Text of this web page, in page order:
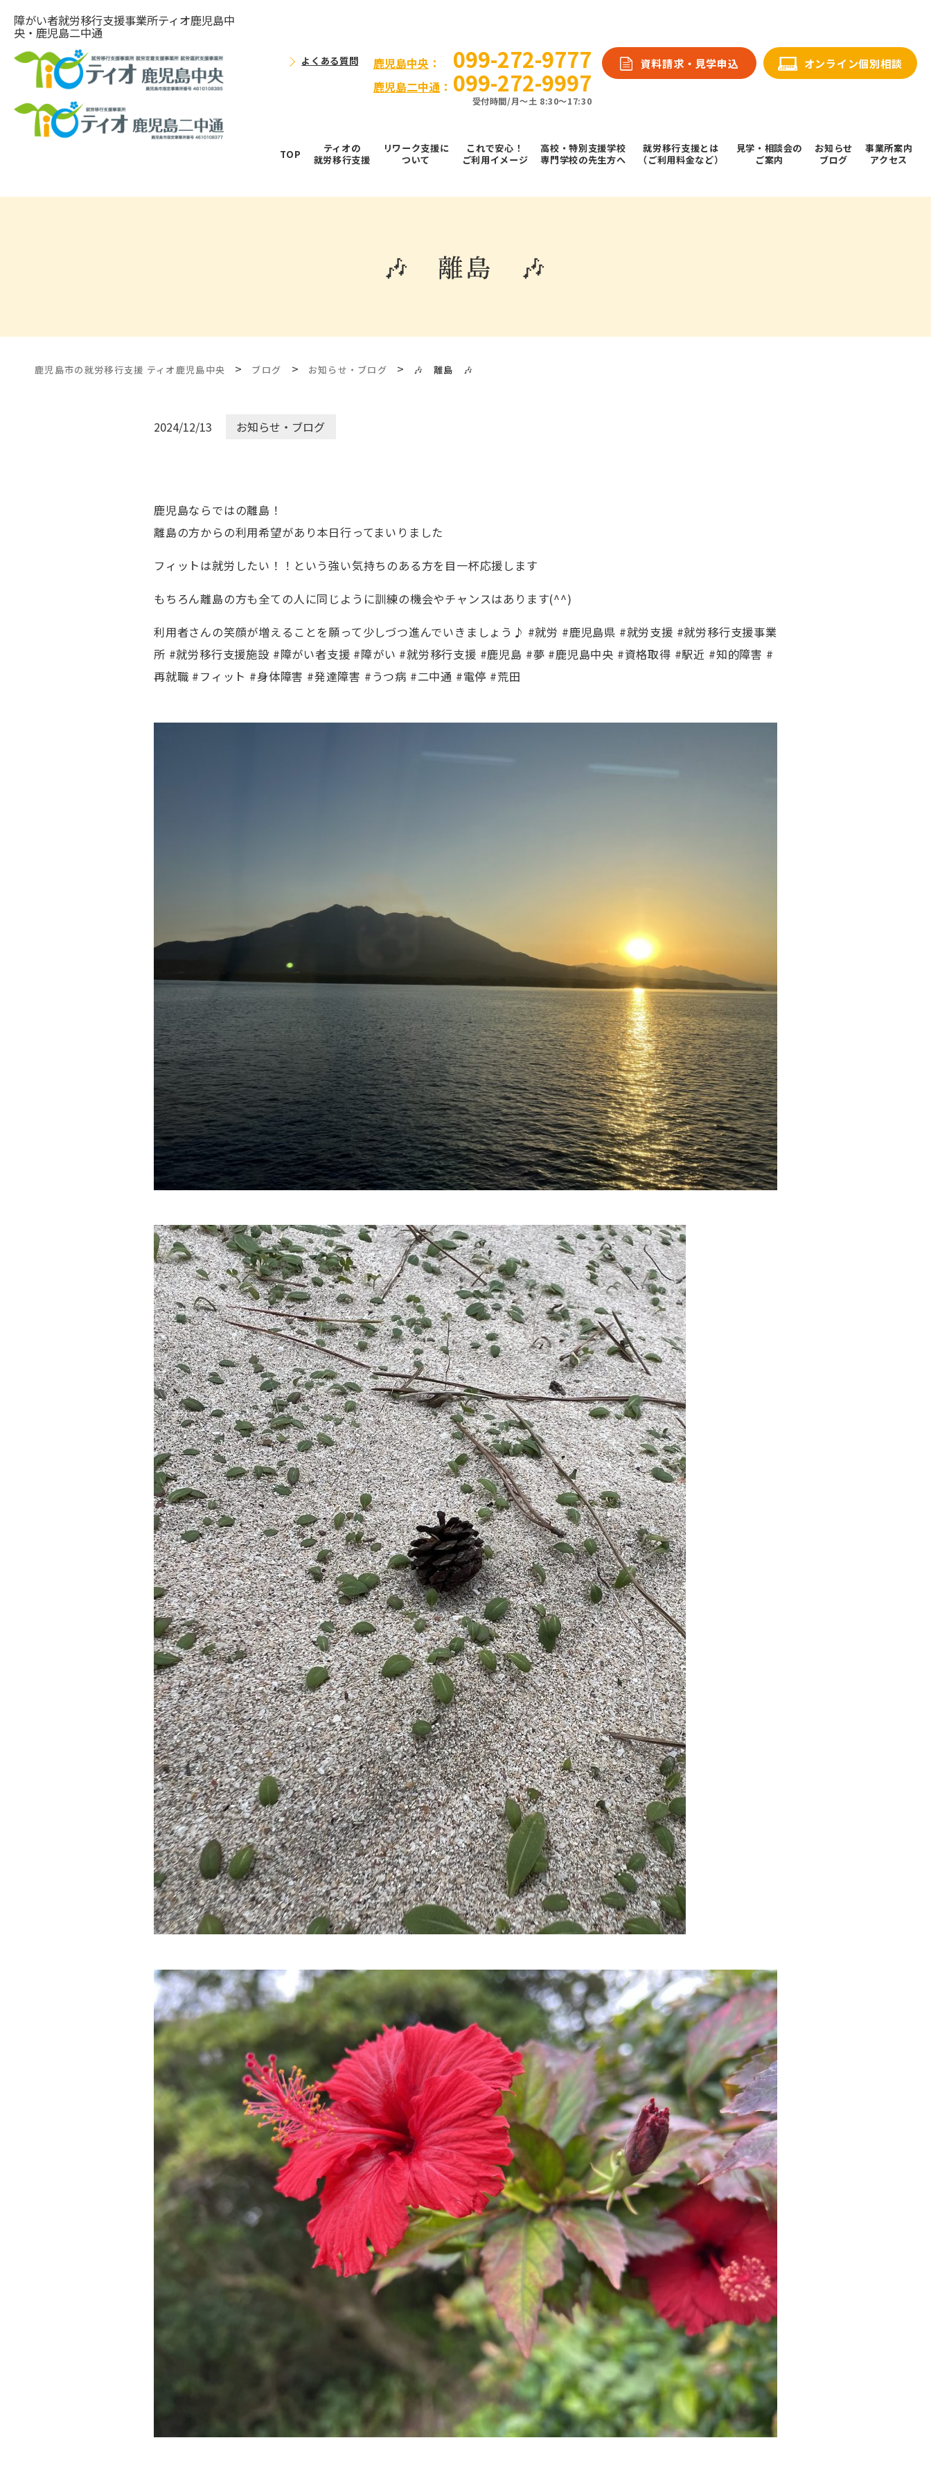
障がい者就労移⾏⽀援事業所ティオ⿅児島中
央・鹿児島二中通
よくある質問 ⿅児島中央 ： 099-272-9777
鹿児島二中通： 099-272-9997
受付時間/⽉〜⼟ 8:30～17:30
資料請求・⾒学申込 オンライン個別相談
TOP
ティオの
就労移⾏⽀援
リワーク支援に
ついて
これで安⼼！
ご利⽤イメージ
高校・特別支援学校
専門学校の先生方へ
就労移行支援とは
（ご利用料金など）
⾒学・相談会の
ご案内
お知らせ
ブログ
事業所案内
アクセス
🎶 離島 🎶
鹿児島市の就労移行支援 ティオ鹿児島中央 > ブログ > お知らせ・ブログ > 🎶 離島 🎶
2024/12/13 お知らせ・ブログ
鹿児島ならではの離島！
離島の方からの利用希望があり本日行ってまいりました
フィットは就労したい！！という強い気持ちのある方を目一杯応援します
もちろん離島の方も全ての人に同じように訓練の機会やチャンスはあります(^^)
利用者さんの笑顔が増えることを願って少しづつ進んでいきましょう♪ #就労 #鹿児島県 #就労支援 #就労移行支援事業
所 #就労移行支援施設 #障がい者支援 #障がい #就労移行支援 #鹿児島 #夢 #鹿児島中央 #資格取得 #駅近 #知的障害 #
再就職 #フィット #身体障害 #発達障害 #うつ病 #二中通 #電停 #荒田